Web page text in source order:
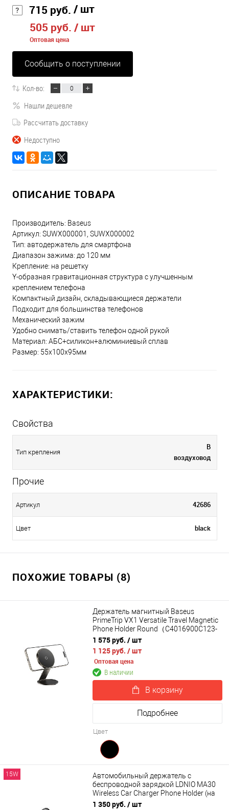
715 руб. / шт
505 руб. / шт
Оптовая цена
Сообщить о поступлении
Кол-во:
Нашли дешевле
Рассчитать доставку
Недоступно
ОПИСАНИЕ ТОВАРА
Производитель: Baseus
Артикул: SUWX000001, SUWX000002
Тип: автодержатель для смартфона
Диапазон зажима: до 120 мм
Крепление: на решетку
Y-образная гравитационная структура с улучшенным
креплением телефона
Компактный дизайн, складывающиеся держатели
Подходит для большинства телефонов
Механический зажим
Удобно снимать/ставить телефон одной рукой
Материал: АБС+силикон+алюминиевый сплав
Размер: 55x100x95мм
ХАРАКТЕРИСТИКИ:
Свойства
Тип крепления
В
воздуховод
Прочие
Артикул 42686
Цвет black
ПОХОЖИЕ ТОВАРЫ (8)
Держатель магнитный Baseus
PrimeTrip VX1 Versatile Travel Magnetic
Phone Holder Round（C4016900C123-
00）
1 575 руб. / шт
1 125 руб. / шт
Оптовая цена
В наличии
В корзину
Подробнее
Цвет
15W
Автомобильный держатель с
беспроводной зарядкой LDNIO MA30
Wireless Car Charger Phone Holder (на
воздуховод)
1 350 руб. / шт